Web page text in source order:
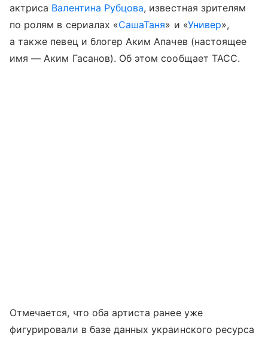
актриса Валентина Рубцова, известная зрителям
по ролям в сериалах «СашаТаня» и «Универ»,
а также певец и блогер Аким Апачев (настоящее
имя — Аким Гасанов). Об этом сообщает ТАСС.
Отмечается, что оба артиста ранее уже
фигурировали в базе данных украинского ресурса